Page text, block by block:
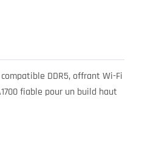
compatible DDR5, offrant Wi-Fi
fiable pour un build haut